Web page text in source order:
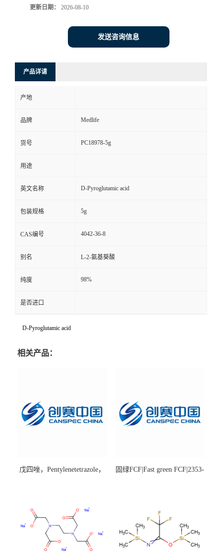
更新日期： 2026-08-10
发送咨询信息
产品详请
产地
品牌 Medlife
货号 PC18978-5g
用途
英文名称 D-Pyroglutamic acid
包装规格 5g
CAS编号 4042-36-8
别名 L-2-氨基葵酸
纯度 98%
是否进口
D-Pyroglutamic acid
相关产品：
戊四唑，Pentylenetetrazole，
固绿FCF|Fast green FCF|2353-